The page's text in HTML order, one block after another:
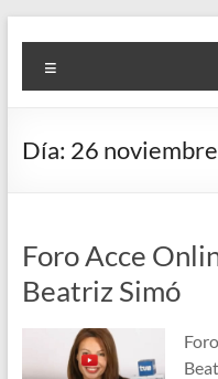
contenido
Foro
ACCE
+
+
Espiritualidad
Día: 26
Foro Acce
Beatriz Simó